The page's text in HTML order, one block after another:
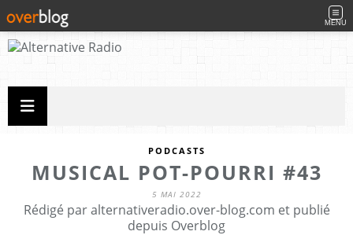
MENU
PODCASTS
MUSICAL POT-POURRI #43
5 MAI 2022
Rédigé par alternativeradio.over-blog.com et publié
depuis Overblog